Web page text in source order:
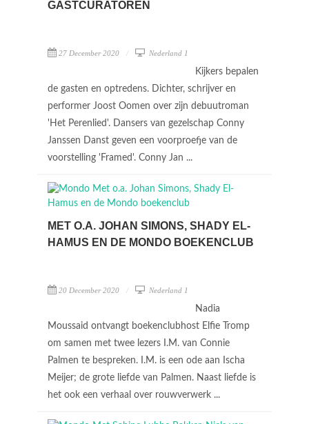
GASTCURATOREN
27 December 2020 Nederland 1
Kijkers bepalen
de gasten en optredens. Dichter, schrijver en
performer Joost Oomen over zijn debuutroman
'Het Perenlied'. Dansers van gezelschap Conny
Janssen Danst geven een voorproefje van de
voorstelling 'Framed'. Conny Jan ...
MET O.A. JOHAN SIMONS, SHADY EL-
HAMUS EN DE MONDO BOEKENCLUB
20 December 2020 Nederland 1
Nadia
Moussaid ontvangt boekenclubhost Elfie Tromp
om samen met twee lezers I.M. van Connie
Palmen te bespreken. I.M. is een ode aan Ischa
Meijer; de grote liefde van Palmen. Naast liefde is
het ook een verhaal over rouwverwerk ...